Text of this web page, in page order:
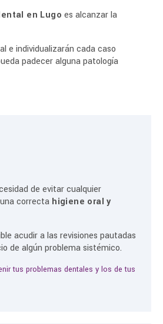
en Lugo es alcanzar la
e individualizarán cada caso
padecer alguna patología
de evitar cualquier
correcta higiene oral y
acudir a las revisiones pautadas
de algún problema sistémico.
tus problemas dentales y los de tus